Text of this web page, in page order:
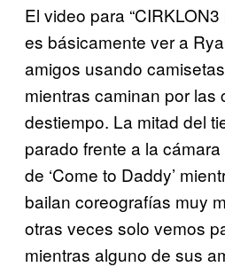
El video para
es básicamente ver a
amigos usando
mientras caminan por las
destiempo. La mitad del
parado frente a la
de ‘Come to Daddy’
bailan coreografías muy
otras veces solo vemos
mientras alguno de sus